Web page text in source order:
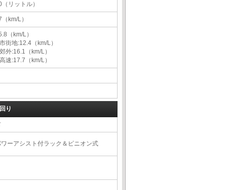
（リットル）
km/L）
（km/L）
街地:12.4（km/L）
外:16.1（km/L）
速:17.7（km/L）
り
ーアシスト付ラック＆ピニオン式